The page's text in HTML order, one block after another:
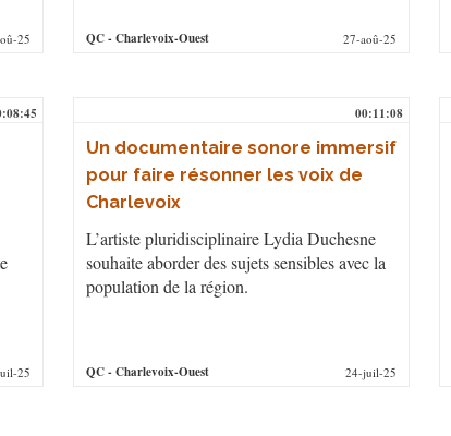
25 QC- Charlevoix-Ouest 27-aoû-25
25
00:11:08
Un documentaire sonore immersif
pour faire résonner les voix de
Charlevoix
L’artiste pluridisciplinaire Lydia Duchesne
souhaite aborder des sujets sensibles avec la
population de la région.
QC- Charlevoix-Ouest 24-juil-25